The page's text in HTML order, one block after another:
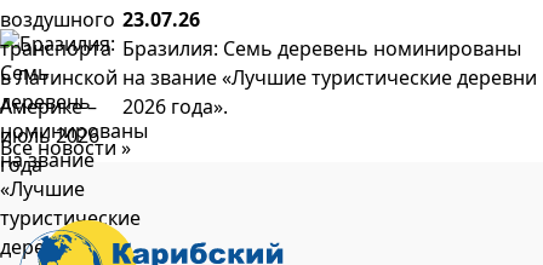
23.07.26
Бразилия: Семь деревень номинированы
на звание «Лучшие туристические деревни
2026 года».
Все новости »